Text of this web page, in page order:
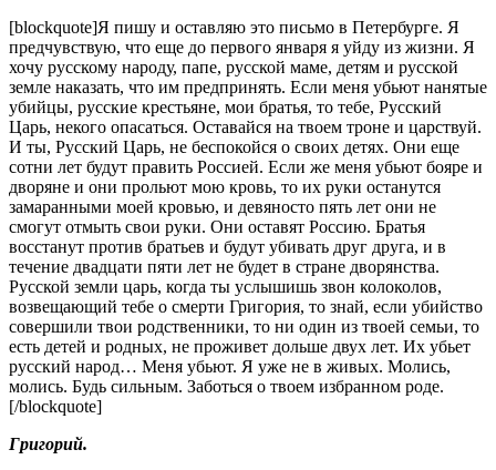
[blockquote]Я пишу и оставляю это письмо в Петербурге. Я
предчувствую, что еще до первого января я уйду из жизни. Я
хочу русскому народу, папе, русской маме, детям и русской
земле наказать, что им предпринять. Если меня убьют нанятые
убийцы, русские крестьяне, мои братья, то тебе, Русский
Царь, некого опасаться. Оставайся на твоем троне и царствуй.
И ты, Русский Царь, не беспокойся о своих детях. Они еще
сотни лет будут править Россией. Если же меня убьют бояре и
дворяне и они прольют мою кровь, то их руки останутся
замаранными моей кровью, и девяносто пять лет они не
смогут отмыть свои руки. Они оставят Россию. Братья
восстанут против братьев и будут убивать друг друга, и в
течение двадцати пяти лет не будет в стране дворянства.
Русской земли царь, когда ты услышишь звон колоколов,
возвещающий тебе о смерти Григория, то знай, если убийство
совершили твои родственники, то ни один из твоей семьи, то
есть детей и родных, не проживет дольше двух лет. Их убьет
русский народ… Меня убьют. Я уже не в живых. Молись,
молись. Будь сильным. Заботься о твоем избранном роде.
[/blockquote]
Григорий.